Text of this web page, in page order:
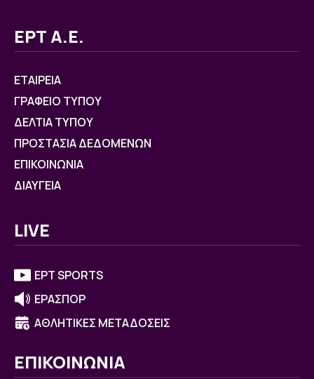
ΕΡΤ Α.Ε.
ΕΤΑΙΡΕΙΑ
ΓΡΑΦΕΙΟ ΤΥΠΟΥ
ΔΕΛΤΙΑ ΤΥΠΟΥ
ΠΡΟΣΤΑΣΙΑ ΔΕΔΟΜΕΝΩΝ
ΕΠΙΚΟΙΝΩΝΙΑ
ΔΙΑΥΓΕΙΑ
LIVE
ΕΡΤ SPORTS
ΕΡΑΣΠΟΡ
ΑΘΛΗΤΙΚΕΣ ΜΕΤΑΔΟΣΕΙΣ
ΕΠΙΚΟΙΝΩΝΙΑ